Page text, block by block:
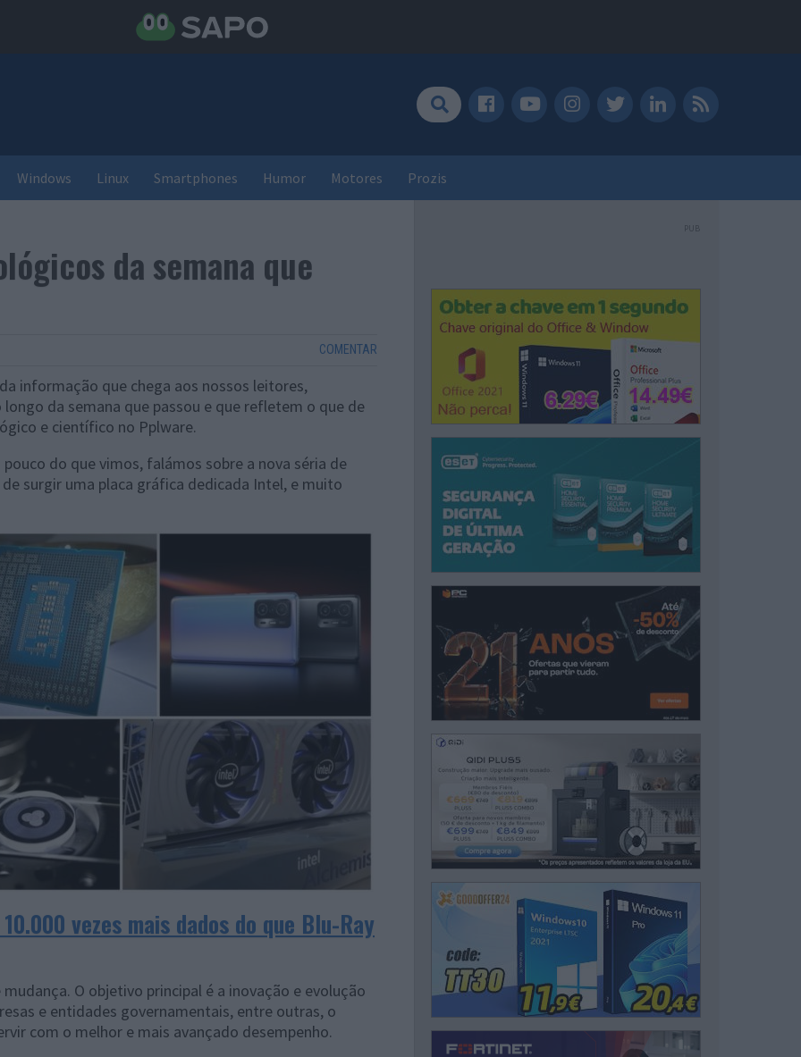
Windows Linux Smartphones Humor Motores Prozis
da semana que
COMENTAR
informação que chega aos nossos leitores,
da semana que passou e que refletem o que de
e científico no Pplware.
do que vimos, falámos sobre a nova séria de
surgir uma placa gráfica dedicada Intel, e muito
vezes mais dados do que Blu-Ray
O objetivo principal é a inovação e evolução
e entidades governamentais, entre outras, o
com o melhor e mais avançado desempenho.
PUB